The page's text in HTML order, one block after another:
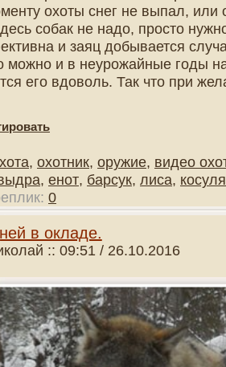
в Карелии выдалась морозной и
вот лосей в зарастающих вырубках
снега разобраться в них было
Тайга в том месте была сильно
нам в помощь, да и сами волки часто
участках леса целые тропы
оклад, шевельнув волков раньше
уверен, лучше сделать оклад
охотник ,оружие, видео охота, винтовка
0
:: 11:06 / 31.08.2016